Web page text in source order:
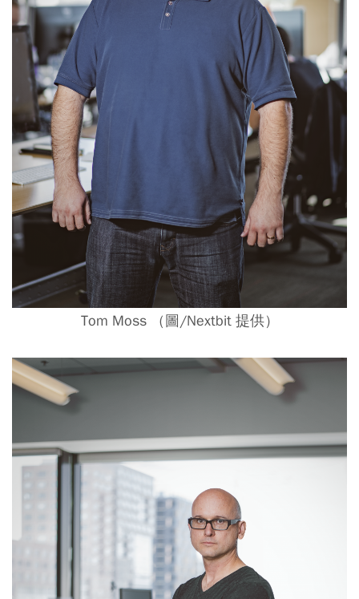
Tom Moss （圖/Nextbit 提供）